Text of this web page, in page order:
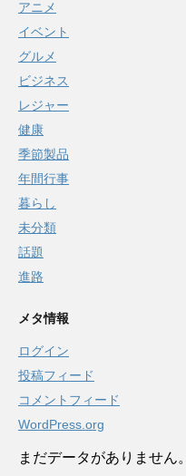
アニメ
イベント
グルメ
ビジネス
レジャー
健康
季節製品
年間行事
暮らし
未分類
話題
進路
メタ情報
ログイン
投稿フィード
コメントフィード
WordPress.org
まだデータがありません。